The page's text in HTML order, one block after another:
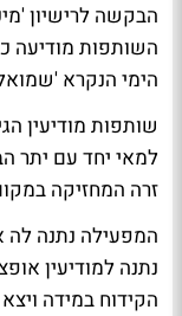
הבקשה לרישיון
השותפות מודיעה
הימי הנקרא
למאי יחד עם יתר
זרה המחזיקה
הקידוח במידה